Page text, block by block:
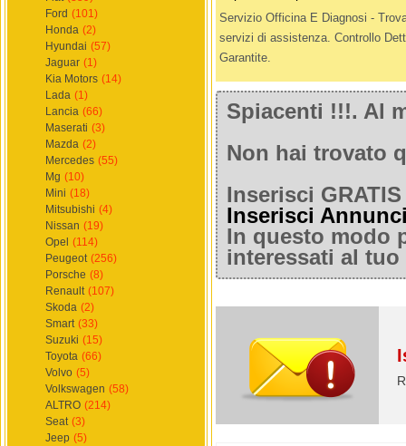
Ford (101)
Honda (2)
Hyundai (57)
Jaguar (1)
Kia Motors (14)
Lada (1)
Lancia (66)
Maserati (3)
Mazda (2)
Mercedes (55)
Mg (10)
Mini (18)
Mitsubishi (4)
Nissan (19)
Opel (114)
Peugeot (256)
Porsche (8)
Renault (107)
Skoda (2)
Smart (33)
Suzuki (15)
Toyota (66)
Volvo (5)
Volkswagen (58)
ALTRO (214)
Seat (3)
Jeep (5)
Spiacenti !!!. Al
Non hai trovato
Inserisci
Inserisci
In questo modo
interessati al